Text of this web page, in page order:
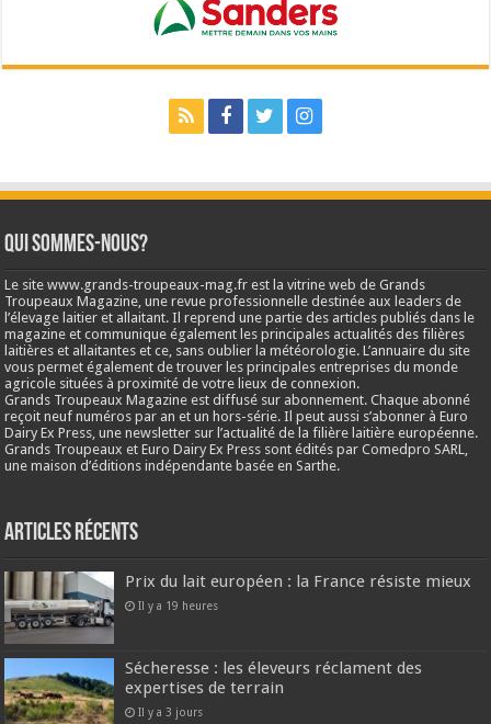
Qui sommes-nous?
Le site www.grands-troupeaux-mag.fr est la vitrine web de Grands
Troupeaux Magazine, une revue professionnelle destinée aux leaders de
l’élevage laitier et allaitant. Il reprend une partie des articles publiés dans le
magazine et communique également les principales actualités des filières
laitières et allaitantes et ce, sans oublier la météorologie. L’annuaire du site
vous permet également de trouver les principales entreprises du monde
agricole situées à proximité de votre lieux de connexion.
Grands Troupeaux Magazine est diffusé sur abonnement. Chaque abonné
reçoit neuf numéros par an et un hors-série. Il peut aussi s’abonner à Euro
Dairy Ex Press, une newsletter sur l’actualité de la filière laitière européenne.
Grands Troupeaux et Euro Dairy Ex Press sont édités par Comedpro SARL,
une maison d’éditions indépendante basée en Sarthe.
Articles récents
Prix du lait européen : la France résiste mieux
Il y a 19 heures
Sécheresse : les éleveurs réclament des
expertises de terrain
Il y a 3 jours